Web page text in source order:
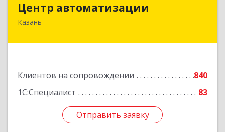
Центр автоматизации
Казань
Клиентов на сопровождении
840
1С:Специалист
83
Отправить заявку
420133, Татарстан Респ, Казань г, Ямашева пр-
Отправить заявку